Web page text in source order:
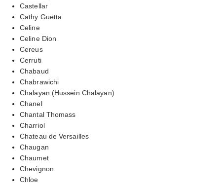
Castellar
Cathy Guetta
Celine
Celine Dion
Cereus
Cerruti
Chabaud
Chabrawichi
Chalayan (Hussein Chalayan)
Chanel
Chantal Thomass
Charriol
Chateau de Versailles
Chaugan
Chaumet
Chevignon
Chloe